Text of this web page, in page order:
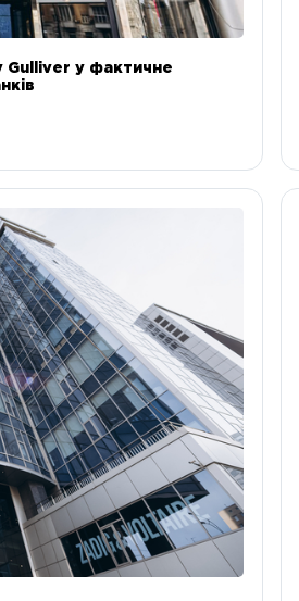
Gulliver у фактичне